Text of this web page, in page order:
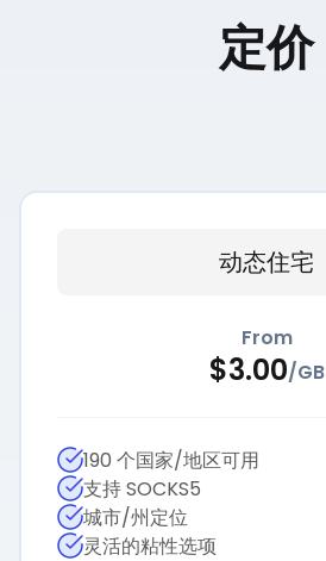
定价
动态住宅
From
$3.00/GB
190 个国家/地区可用
支持 SOCKS5
城市/州定位
灵活的粘性选项